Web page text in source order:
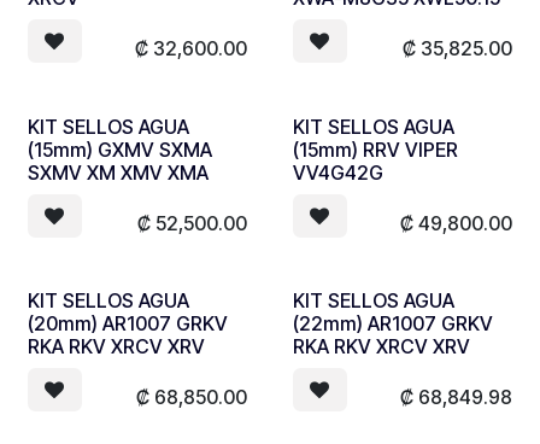
₡ 32,600.00 ₡ 35,825.00
KIT SELLOS AGUA
(15mm) GXMV SXMA
SXMV XM XMV XMA
₡ 52,500.00
KIT SELLOS AGUA
(15mm) RRV VIPER
VV4G42G
₡ 49,800.00
KIT SELLOS AGUA
(20mm) AR1007 GRKV
RKA RKV XRCV XRV
₡ 68,850.00
KIT SELLOS AGUA
(22mm) AR1007 GRKV
RKA RKV XRCV XRV
₡ 68,849.98